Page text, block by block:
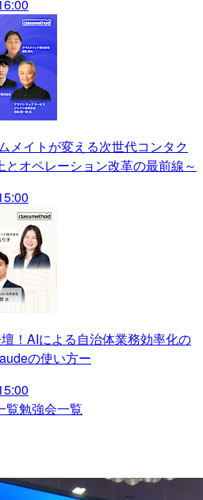
メイトが変える次世代コンタク
とオペレーション改革の最前線～
！AIによる自治体業務効率化の
の使い方ー
覧勉強会一覧